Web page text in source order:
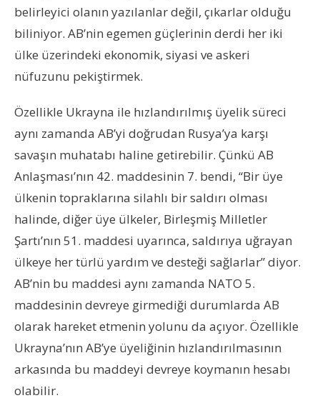
belirleyici olanın yazılanlar değil, çıkarlar olduğu
biliniyor. AB’nin egemen güçlerinin derdi her iki
ülke üzerindeki ekonomik, siyasi ve askeri
nüfuzunu pekiştirmek.
Özellikle Ukrayna ile hızlandırılmış üyelik süreci
aynı zamanda AB’yi doğrudan Rusya’ya karşı
savaşın muhatabı haline getirebilir. Çünkü AB
Anlaşması’nın 42. maddesinin 7. bendi, “Bir üye
ülkenin topraklarına silahlı bir saldırı olması
halinde, diğer üye ülkeler, Birleşmiş Milletler
Şartı’nın 51. maddesi uyarınca, saldırıya uğrayan
ülkeye her türlü yardım ve desteği sağlarlar” diyor.
AB’nin bu maddesi aynı zamanda NATO 5.
maddesinin devreye girmediği durumlarda AB
olarak hareket etmenin yolunu da açıyor. Özellikle
Ukrayna’nın AB’ye üyeliğinin hızlandırılmasının
arkasında bu maddeyi devreye koymanın hesabı
olabilir.